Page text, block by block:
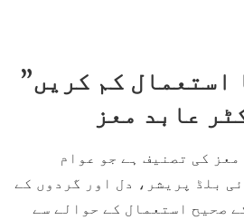
استعمال کم کریں”
عابد معز
کی تصنیف ہے جو عوام
بلڈ پریشر، دل اور گردوں کے
صحیح استعمال کے حوالے سے